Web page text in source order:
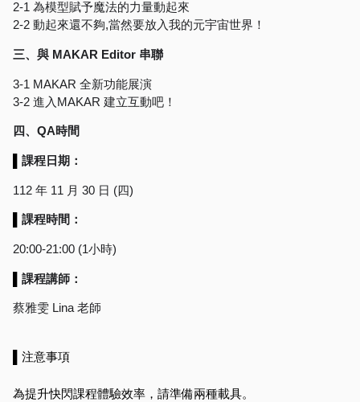
2-1 為模型賦予魔法的力量動起來
2-2 動起來還不夠,當然要放入我的元宇宙世界！
三、與 MAKAR Editor 串聯
3-1 MAKAR 全新功能展演
3-2 進入MAKAR 建立互動吧！
四、QA時間
課程日期：
112 年 11 月 30 日 (四)
課程時間：
20:00-21:00 (1小時)
課程講師：
蔡雅雯 Lina 老師
▌注意事項
為提升快閃課程體驗效率，請準備兩種載具。